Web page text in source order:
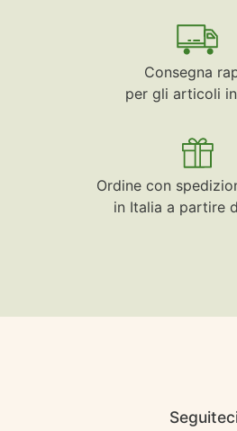
Consegna
per gli articoli
Ordine con
in Italia a partire